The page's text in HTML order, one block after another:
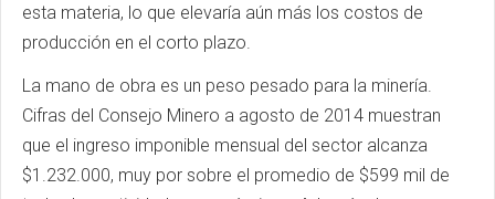
esta materia, lo que elevaría aún más los costos de
producción en el corto plazo.
La mano de obra es un peso pesado para la minería.
Cifras del Consejo Minero a agosto de 2014 muestran
que el ingreso imponible mensual del sector alcanza
$1.232.000, muy por sobre el promedio de $599 mil de